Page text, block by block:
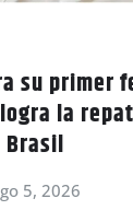
su primer
la
Brasil
5, 2026